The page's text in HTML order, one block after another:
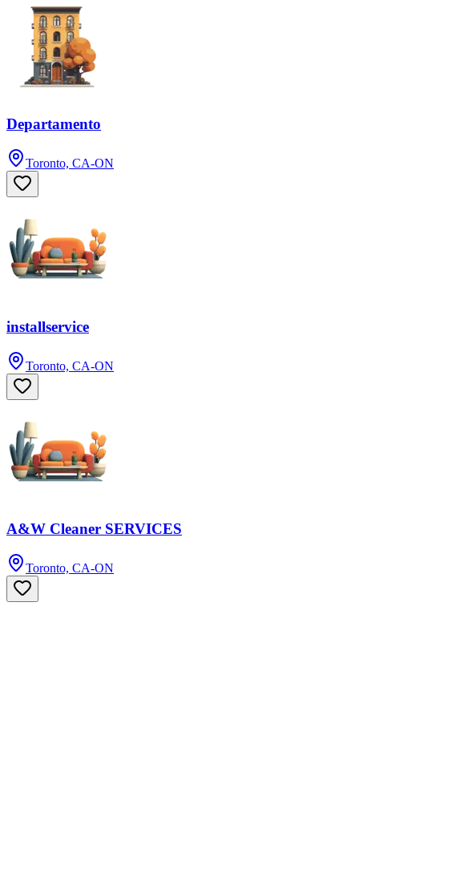
Departamento
Toronto, CA-ON
installservice
Toronto, CA-ON
A&W Cleaner SERVICES
Toronto, CA-ON